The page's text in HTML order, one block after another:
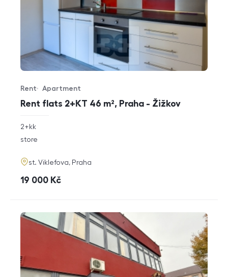
Rent flats 2+KT 46 m², Praha - Žižkov
Offer type
Rent
Property type
Apartment
rozměry
2+kk
funkce
store
adresa
st. Viklefova, Praha
cena
19 000 Kč